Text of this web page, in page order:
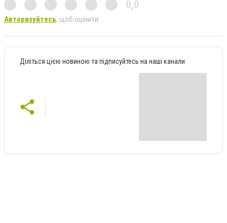
0,0
Авторизуйтесь, щоб оцінити
Діліться цією новиною та підписуйтесь на наші канали